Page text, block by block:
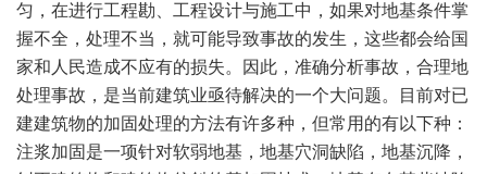
匀，在进行工程勘、工程设计与施工中，如果对地基条件掌
握不全，处理不当，就可能导致事故的发生，这些都会给国
家和人民造成不应有的损失。因此，准确分析事故，合理地
处理事故，是当前建筑业亟待解决的一个大问题。目前对已
建建筑物的加固处理的方法有许多种，但常用的有以下种：
注浆加固是一项针对软弱地基，地基穴洞缺陷，地基沉降，